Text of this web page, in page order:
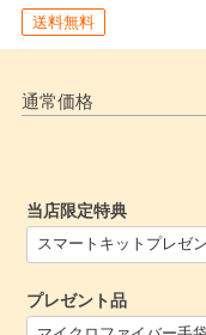
送料無料
通常価格
当店限定特典
必
)
プレゼント品